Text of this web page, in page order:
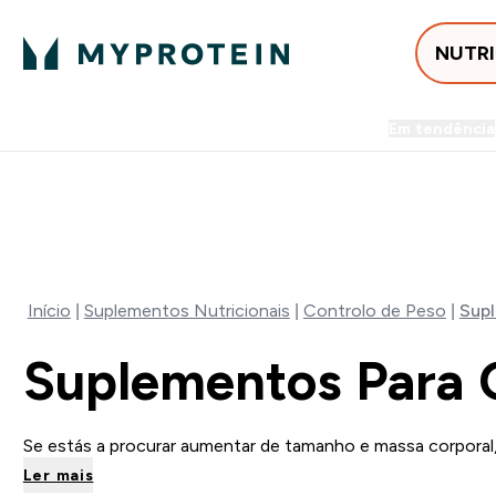
Início Suplementos Nutricionais Controlo de Peso
Suplementos Para
Se estás a procurar aumentar de tamanho e massa
Ler mais